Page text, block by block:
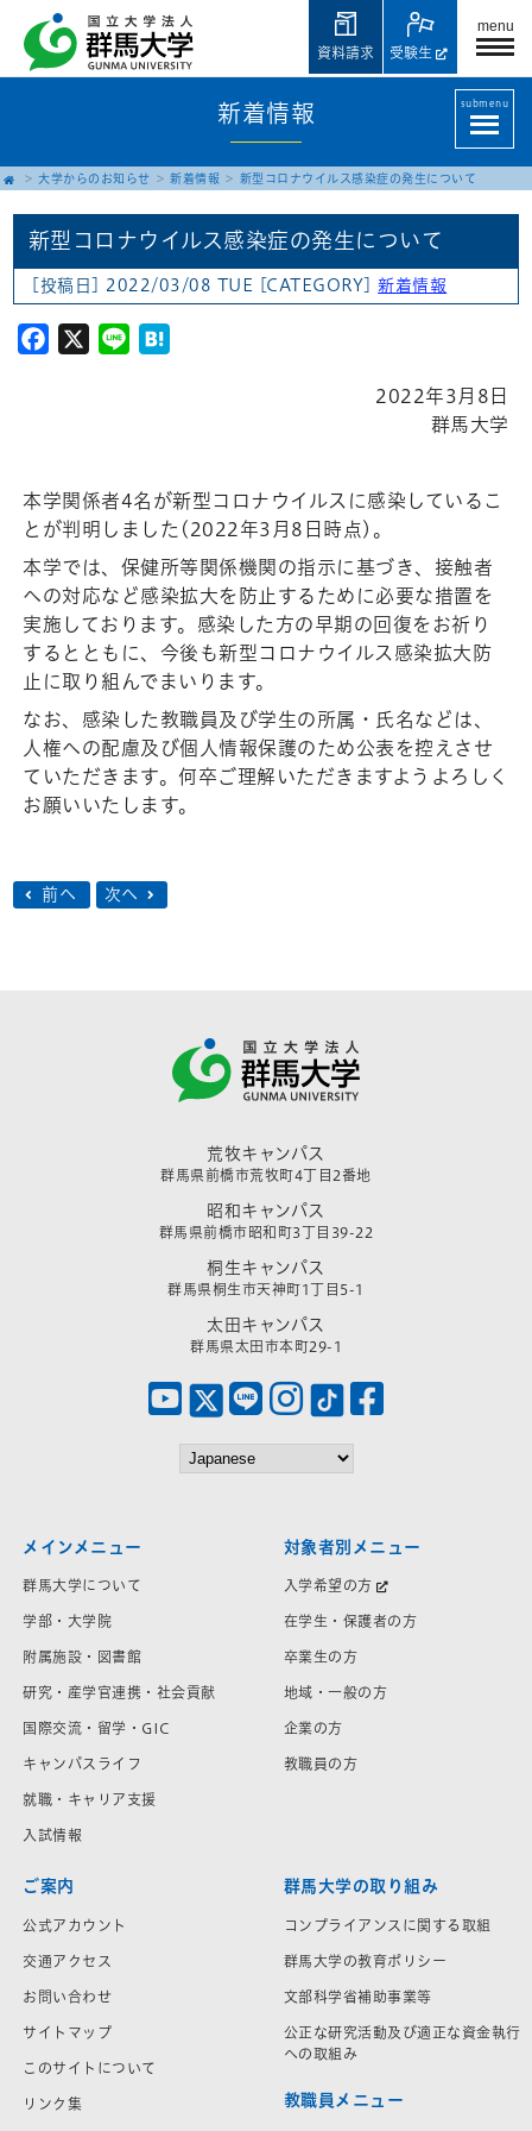
menu
受験生
資料請求
新着情報 submenu
大学からのお知らせ 新着情報 新型コロナウイルス感染症の発生について
新型コロナウイルス感染症の発生について
[投稿日] 2022/03/08 TUE [CATEGORY]新着情報
Facebook
X Line
2022年3月8日
群馬大学
本学関係者4名が新型コロナウイルスに感染しているこ
とが判明しました(2022年3月8日時点)。
本学では、保健所等関係機関の指示に基づき、接触者
への対応など感染拡大を防止するために必要な措置を
実施しております。感染した方の早期の回復をお祈り
するとともに、今後も新型コロナウイルス感染拡大防
止に取り組んでまいります。
なお、感染した教職員及び学生の所属・氏名などは、
人権への配慮及び個人情報保護のため公表を控えさせ
ていただきます。何卒ご理解いただきますようよろしく
お願いいたします。
前へ 次へ
荒牧キャンパス
群馬県前橋市荒牧町4丁目2番地
昭和キャンパス
群馬県前橋市昭和町3丁目39-22
桐生キャンパス
群馬県桐生市天神町1丁目5-1
太田キャンパス
群馬県太田市本町29-1
メインメニュー
群馬大学について
学部・大学院
附属施設・図書館
研究・産学官連携・社会貢献
国際交流・留学・GIC
キャンパスライフ
就職・キャリア支援
入試情報
対象者別メニュー
入学希望の方
在学生・保護者の方
卒業生の方
地域・一般の方
企業の方
教職員の方
ご案内
公式アカウント
交通アクセス
お問い合わせ
サイトマップ
このサイトについて
リンク集
群馬大学の取り組み
コンプライアンスに関する取組
群馬大学の教育ポリシー
文部科学省補助事業等
公正な研究活動及び適正な資金執行
への取組み
教職員メニュー